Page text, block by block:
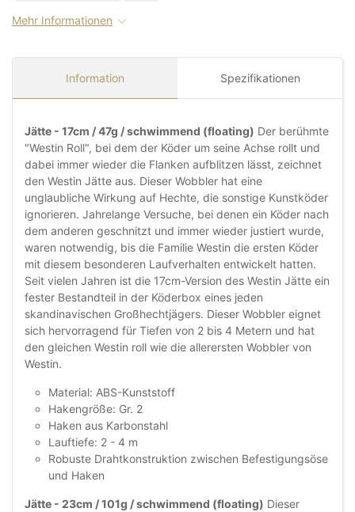
Mehr Informationen
Information Spezifikationen
Jätte - 17cm / 47g / schwimmend (floating) Der berühmte
"Westin Roll", bei dem der Köder um seine Achse rollt und
dabei immer wieder die Flanken aufblitzen lässt, zeichnet
den Westin Jätte aus. Dieser Wobbler hat eine
unglaubliche Wirkung auf Hechte, die sonstige Kunstköder
ignorieren. Jahrelange Versuche, bei denen ein Köder nach
dem anderen geschnitzt und immer wieder justiert wurde,
waren notwendig, bis die Familie Westin die ersten Köder
mit diesem besonderen Laufverhalten entwickelt hatten.
Seit vielen Jahren ist die 17cm-Version des Westin Jätte ein
fester Bestandteil in der Köderbox eines jeden
skandinavischen Großhechtjägers. Dieser Wobbler eignet
sich hervorragend für Tiefen von 2 bis 4 Metern und hat
den gleichen Westin roll wie die allerersten Wobbler von
Westin.
Material: ABS-Kunststoff
Hakengröße: Gr. 2
Haken aus Karbonstahl
Lauftiefe: 2 - 4 m
Robuste Drahtkonstruktion zwischen Befestigungsöse
und Haken
Jätte - 23cm / 101g / schwimmend (floating) Dieser